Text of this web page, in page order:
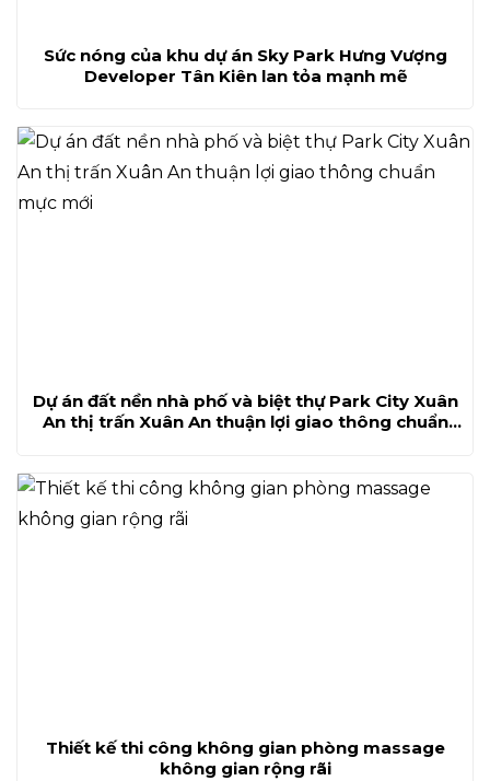
Sức nóng của khu dự án Sky Park Hưng Vượng
Developer Tân Kiên lan tỏa mạnh mẽ
Dự án đất nền nhà phố và biệt thự Park City Xuân
An thị trấn Xuân An thuận lợi giao thông chuẩn
Thiết kế thi công không gian phòng massage
không gian rộng rãi